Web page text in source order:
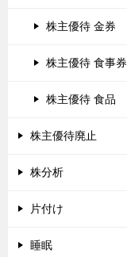
株主優待 金券
株主優待 食事券
株主優待 食品
株主優待廃止
株分析
片付け
睡眠